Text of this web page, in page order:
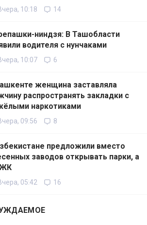
10:18 14
ниндзя: В Ташобласти
водителя с нунчаками
10:07 6
женщина заставляла
распространять закладки с
наркотиками
09:56 8
предложили вместо
заводов открывать парки, а
05:42 16